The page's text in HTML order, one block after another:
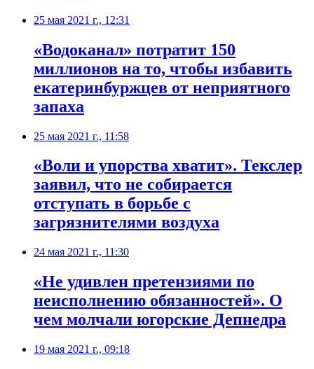
25 мая 2021 г., 12:31
​«Водоканал» потратит 150
миллионов на то, чтобы избавить
екатеринбуржцев от неприятного
запаха
25 мая 2021 г., 11:58
«Воли и упорства хватит». Текслер
заявил, что не собирается
отступать в борьбе с
загрязнителями воздуха
24 мая 2021 г., 11:30
​«Не удивлен претензиями по
неисполнению обязанностей». О
чем молчали югорские Депнедра
19 мая 2021 г., 09:18